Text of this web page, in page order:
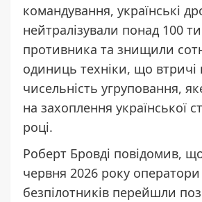
командування, українські
нейтралізували понад 100
противника та знищили
одиниць техніки, що
чисельність угруповання,
на захоплення української
році.
Роберт Бровді повідомив,
червня 2026 року оператори
безпілотників перейшли